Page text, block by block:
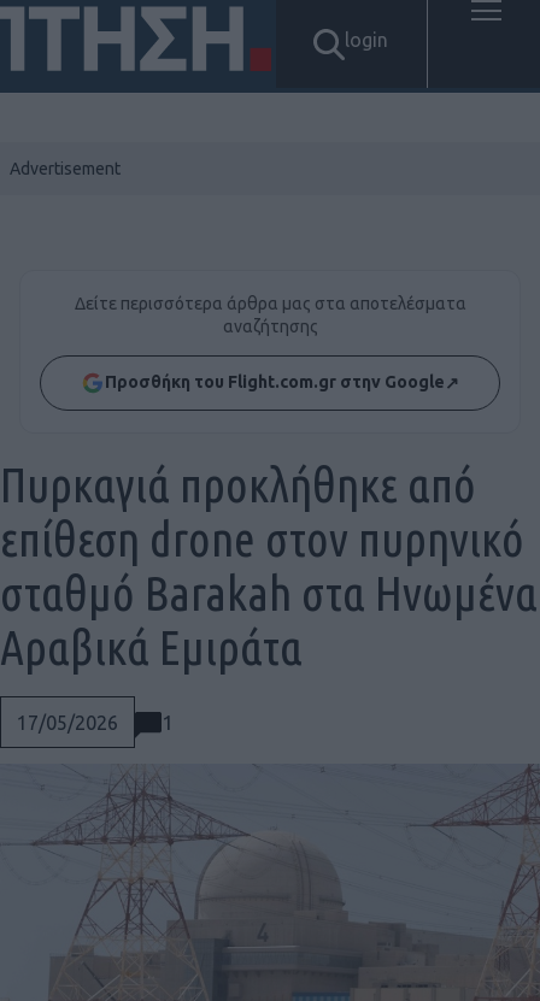
login
Δείτε περισσότερα άρθρα μας στα αποτελέσματα
αναζήτησης
Προσθήκη του Flight.com.gr στην Google↗
17/05/2026 1
Πυρκαγιά προκλήθηκε από
επίθεση drone στον πυρηνικό
σταθμό Barakah στα Ηνωμένα
Αραβικά Εμιράτα